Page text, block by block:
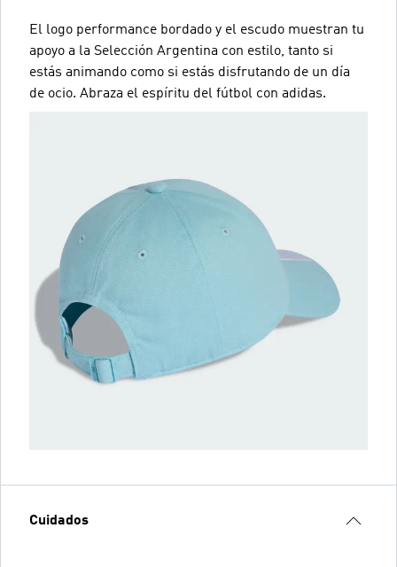
El logo performance bordado y el escudo muestran tu
apoyo a la Selección Argentina con estilo, tanto si
estás animando como si estás disfrutando de un día
de ocio. Abraza el espíritu del fútbol con adidas.
Cuidados